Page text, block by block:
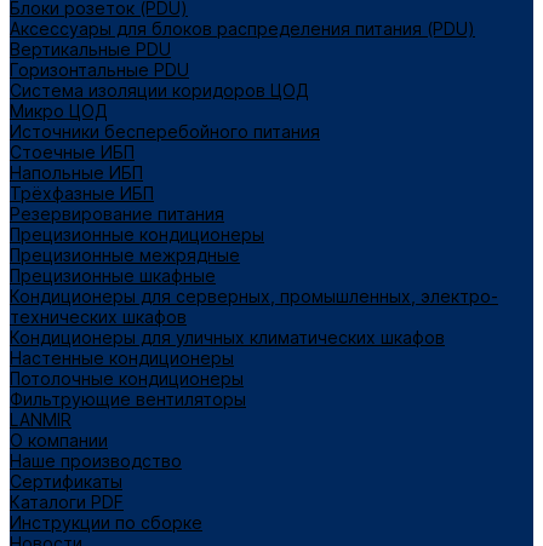
Блоки розеток (PDU)
Аксессуары для блоков распределения питания (PDU)
Вертикальные PDU
Горизонтальные PDU
Система изоляции коридоров ЦОД
Микро ЦОД
Источники бесперебойного питания
Стоечные ИБП
Напольные ИБП
Трёхфазные ИБП
Резервирование питания
Прецизионные кондиционеры
Прецизионные межрядные
Прецизионные шкафные
Кондиционеры для серверных, промышленных, электро-
технических шкафов
Кондиционеры для уличных климатических шкафов
Настенные кондиционеры
Потолочные кондиционеры
Фильтрующие вентиляторы
LANMIR
О компании
Наше производство
Сертификаты
Каталоги PDF
Инструкции по сборке